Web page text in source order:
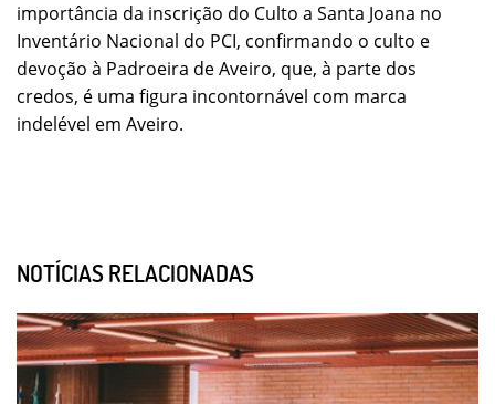
importância da inscrição do Culto a Santa Joana no
Inventário Nacional do PCI, confirmando o culto e
devoção à Padroeira de Aveiro, que, à parte dos
credos, é uma figura incontornável com marca
indelével em Aveiro.
NOTÍCIAS RELACIONADAS